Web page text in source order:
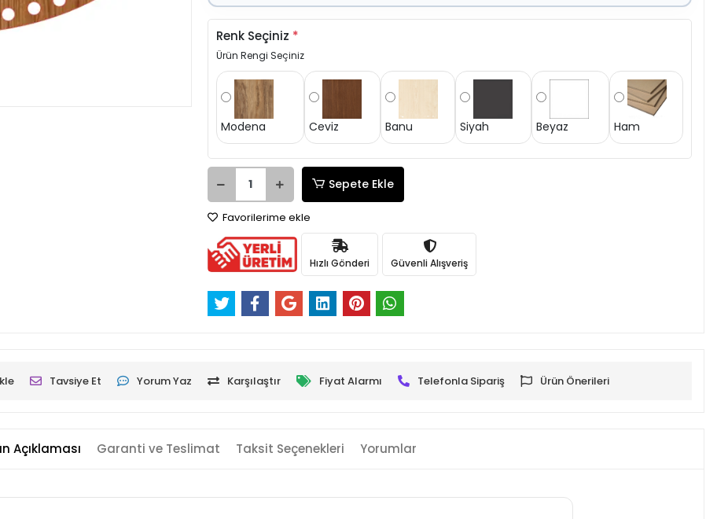
Renk Seçiniz *
Ürün Rengi Seçiniz
Modena Ceviz Banu Siyah Beyaz Ham
Sepete Ekle
Favorilerime ekle
Hızlı Gönderi Güvenli Alışveriş
Tavsiye Et Yorum Yaz Karşılaştır Fiyat Alarmı Telefonla Sipariş Ürün Önerileri
Açıklaması Garanti ve Teslimat Taksit Seçenekleri Yorumlar